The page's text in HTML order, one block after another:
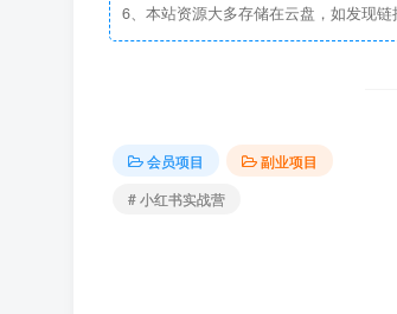
6、本站资源大多存储在云盘，如发现链
会员项目
副业项目
# 小红书实战营